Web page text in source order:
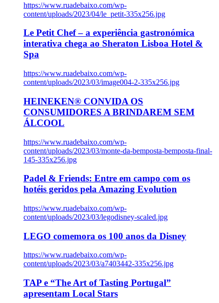
https://www.ruadebaixo.com/wp-
content/uploads/2023/04/le_petit-335x256.jpg
Le Petit Chef – a experiência gastronómica
interativa chega ao Sheraton Lisboa Hotel &
Spa
https://www.ruadebaixo.com/wp-
content/uploads/2023/03/image004-2-335x256.jpg
HEINEKEN® CONVIDA OS
CONSUMIDORES A BRINDAREM SEM
ÁLCOOL
https://www.ruadebaixo.com/wp-
content/uploads/2023/03/monte-da-bemposta-bemposta-final-
145-335x256.jpg
Padel & Friends: Entre em campo com os
hotéis geridos pela Amazing Evolution
https://www.ruadebaixo.com/wp-
content/uploads/2023/03/legodisney-scaled.jpg
LEGO comemora os 100 anos da Disney
https://www.ruadebaixo.com/wp-
content/uploads/2023/03/a7403442-335x256.jpg
TAP e “The Art of Tasting Portugal”
apresentam Local Stars